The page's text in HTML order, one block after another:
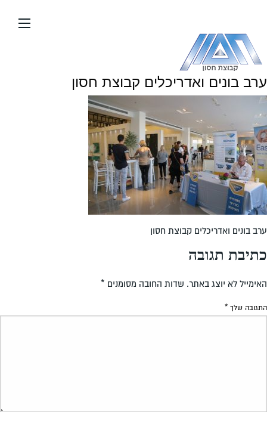
העמוד
ערב בונים ואדריכלים קבוצת חסון
ערב בונים ואדריכלים קבוצת חסון
כתיבת תגובה
האימייל לא יוצג באתר. שדות החובה מסומנים *
התגובה שלך *